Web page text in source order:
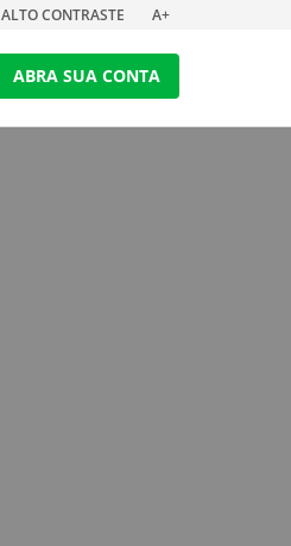
ALTO CONTRASTE A+
ABRA SUA CONTA